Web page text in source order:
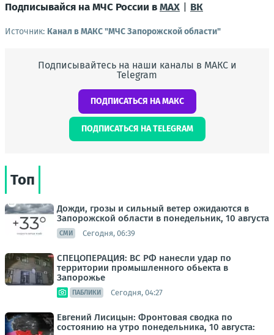
Подписывайся на МЧС России вMAX ВК
Источник: Канал в МАКС "МЧС Запорожской области"
Подписывайтесь на наши каналы в МАКС и
Telegram
ПОДПИСАТЬСЯ НА МАКС
ПОДПИСАТЬСЯ НА TELEGRAM
Топ
Дожди, грозы и сильный ветер ожидаются в
Запорожской области в понедельник, 10 августа
СМИ Сегодня, 06:39
СПЕЦОПЕРАЦИЯ: ВС РФ нанесли удар по
территории промышленного обьекта в
Запорожье
ПАБЛИКИ Сегодня, 04:27
Евгений Лисицын: Фронтовая сводка по
состоянию на утро понедельника, 10 августа: